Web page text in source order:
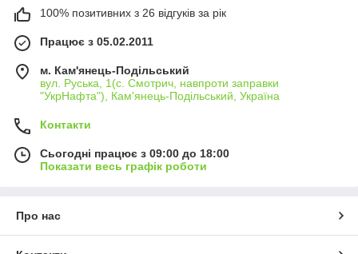
100% позитивних з 26 відгуків за рік
Працює з 05.02.2011
м. Кам'янець-Подільський
вул. Руська, 1(с. Смотрич, навпроти заправки
"УкрНафта"), Кам'янець-Подільський, Україна
Контакти
Сьогодні працює з 09:00 до 18:00
Показати весь графік роботи
Про нас